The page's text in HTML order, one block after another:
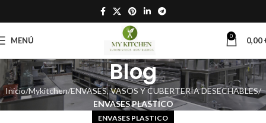
MENÚ 0 0,00
Blog
Inicio Mykitchen ENVASES, VASOS Y CUBERTERÍA DESECHABLES
ENVASES PLASTICO
ENVASES PLASTICO